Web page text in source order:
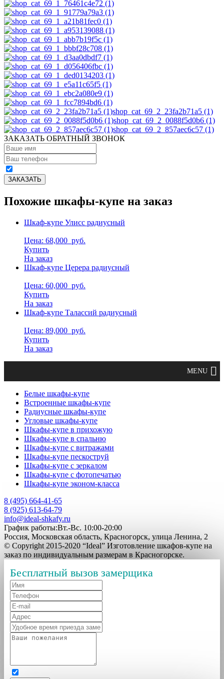
shop_cat_69_2_23fa2b71a5 (1)
shop_cat_69_2_0088f5d0b6 (1)
shop_cat_69_2_857aec6c57 (1)
ЗАКАЗАТЬ ОБРАТНЫЙ ЗВОНОК
Похожие шкафы-купе на заказ
Шкаф-купе Улисс радиусный
Цена: 68,000 руб.
Купить
На заказ
Шкаф-купе Церера радиусный
Цена: 60,000 руб.
Купить
На заказ
Шкаф-купе Талассий радиусный
Цена: 89,000 руб.
Купить
На заказ
Белые шкафы-купе
Встроенные шкафы-купе
Радиусные шкафы-купе
Угловые шкафы-купе
Шкафы-купе в прихожую
Шкафы-купе в спальню
Шкафы-купе с витражами
Шкафы-купе пескоструй
Шкафы-купе с зеркалом
Шкафы-купе с фотопечатью
Шкафы-купе эконом-класса
8 (495) 664-41-65
8 (925) 613-64-79
info@ideal-shkafy.ru
График работы:Вт.-Вс. 10:00-20:00
Россия, Московская область, Красногорск, улица Ленина, 2
© Copyright 2015-2020 “Ideal” Изготовление шкафов-купе на
заказ по индивидуальным размерам в Красногорске.
Бесплатный вызов замерщика